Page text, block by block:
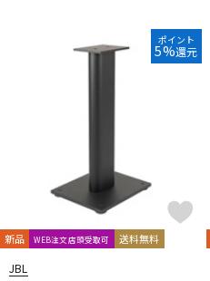
ポイント
5%還元
新品 WEB注文店頭受取可 送料無料
JBL